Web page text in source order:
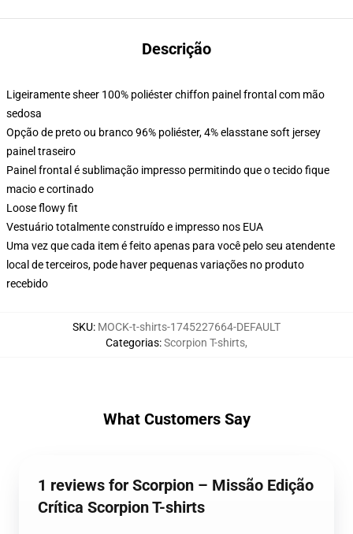
Descrição
Ligeiramente sheer 100% poliéster chiffon painel frontal com mão
sedosa
Opção de preto ou branco 96% poliéster, 4% elasstane soft jersey
painel traseiro
Painel frontal é sublimação impresso permitindo que o tecido fique
macio e cortinado
Loose flowy fit
Vestuário totalmente construído e impresso nos EUA
Uma vez que cada item é feito apenas para você pelo seu atendente
local de terceiros, pode haver pequenas variações no produto
recebido
SKU: MOCK-t-shirts-1745227664-DEFAULT
Categorias:Scorpion T-shirts,
What Customers Say
1 reviews for Scorpion – Missão Edição
Crítica Scorpion T-shirts